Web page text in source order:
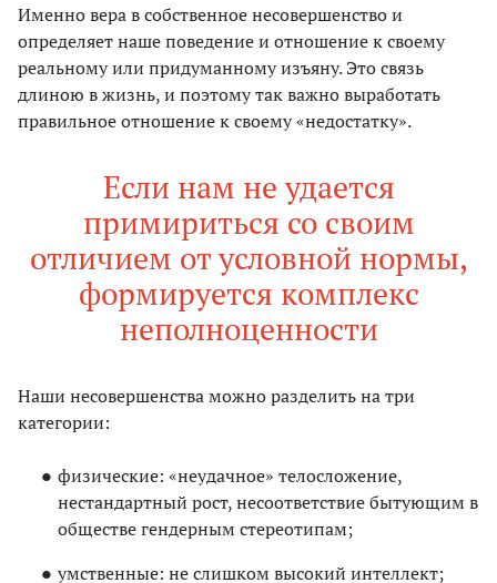
Именно вера в собственное несовершенство и
определяет наше поведение и отношение к своему
реальному или придуманному изъяну. Это связь
длиною в жизнь, и поэтому так важно выработать
правильное отношение к своему «недостатку».
Если нам не удается
примириться со своим
отличием от условной нормы,
формируется комплекс
неполноценности
Наши несовершенства можно разделить на три
категории:
физические: «неудачное» телосложение,
нестандартный рост, несоответствие бытующим в
обществе гендерным стереотипам;
умственные: не слишком высокий интеллект;